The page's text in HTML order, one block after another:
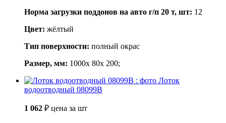
Норма загрузки поддонов на авто г/п 20 т, шт: 12
Цвет: жёлтый
Тип поверхности: полный окрас
Размер, мм: 1000x 80x 200;
Лоток
водоотводный 08099B
1 062 ₽ цена за шт